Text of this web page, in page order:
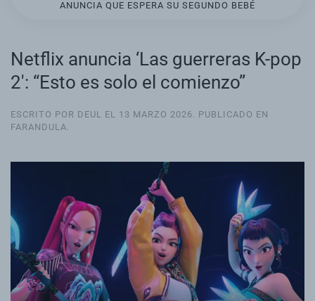
ANUNCIA QUE ESPERA SU SEGUNDO BEBÉ
Netflix anuncia ‘Las guerreras K-pop
2′: “Esto es solo el comienzo”
ESCRITO POR DEUL EL 13 MARZO 2026. PUBLICADO EN
FARANDULA.